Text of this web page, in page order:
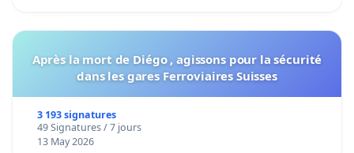
Après la mort de Diégo , agissons pour la sécurité
dans les gares Ferroviaires Suisses
3 193 signatures
49 Signatures / 7 jours
13 May 2026